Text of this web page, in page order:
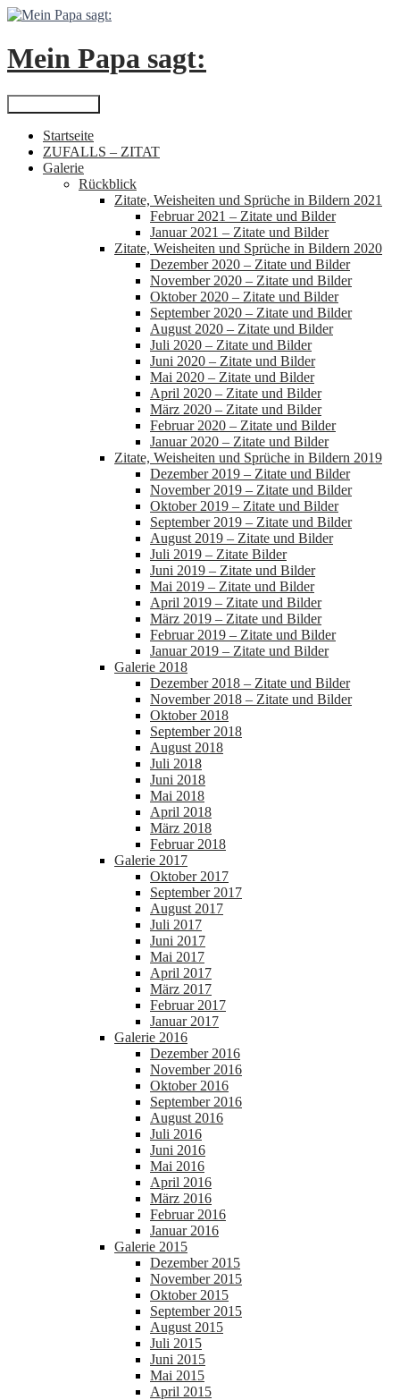
Zum
springen
Mein Papa sagt:
Suchen
Startseite
ZUFALLS – ZITAT
Galerie
Rückblick
Zitate, Weisheiten und Sprüche in Bildern 2021
Februar 2021 – Zitate und Bilder
Januar 2021 – Zitate und Bilder
Zitate, Weisheiten und Sprüche in Bildern 2020
Dezember 2020 – Zitate und Bilder
November 2020 – Zitate und Bilder
Oktober 2020 – Zitate und Bilder
September 2020 – Zitate und Bilder
August 2020 – Zitate und Bilder
Juli 2020 – Zitate und Bilder
Juni 2020 – Zitate und Bilder
Mai 2020 – Zitate und Bilder
April 2020 – Zitate und Bilder
März 2020 – Zitate und Bilder
Februar 2020 – Zitate und Bilder
Januar 2020 – Zitate und Bilder
Zitate, Weisheiten und Sprüche in Bildern 2019
Dezember 2019 – Zitate und Bilder
November 2019 – Zitate und Bilder
Oktober 2019 – Zitate und Bilder
September 2019 – Zitate und Bilder
August 2019 – Zitate und Bilder
Juli 2019 – Zitate Bilder
Juni 2019 – Zitate und Bilder
Mai 2019 – Zitate und Bilder
April 2019 – Zitate und Bilder
März 2019 – Zitate und Bilder
Februar 2019 – Zitate und Bilder
Januar 2019 – Zitate und Bilder
Galerie 2018
Dezember 2018 – Zitate und Bilder
November 2018 – Zitate und Bilder
Oktober 2018
September 2018
August 2018
Juli 2018
Juni 2018
Mai 2018
April 2018
März 2018
Februar 2018
Galerie 2017
Oktober 2017
September 2017
August 2017
Juli 2017
Juni 2017
Mai 2017
April 2017
März 2017
Februar 2017
Januar 2017
Galerie 2016
Dezember 2016
November 2016
Oktober 2016
September 2016
August 2016
Juli 2016
Juni 2016
Mai 2016
April 2016
März 2016
Februar 2016
Januar 2016
Galerie 2015
Dezember 2015
November 2015
Oktober 2015
September 2015
August 2015
Juli 2015
Juni 2015
Mai 2015
April 2015